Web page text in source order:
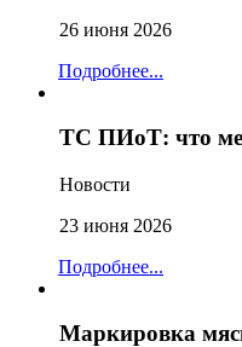
26 июня 2026
Подробнее...
ТС ПИоТ: что
Новости
23 июня 2026
Подробнее...
Маркировка